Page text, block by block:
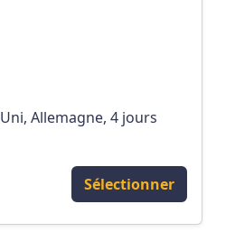
Allemagne, 4 jours
Sélectionner